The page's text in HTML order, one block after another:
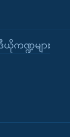
ကဏ္ဍများ